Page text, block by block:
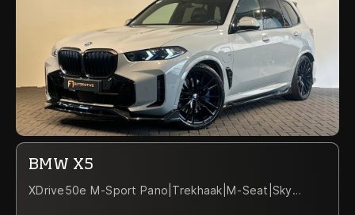
BMW X5
XDrive50e M-Sport Pano|Trekhaak|M-Seat|Sky